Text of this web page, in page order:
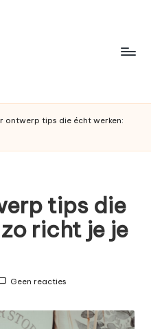
ontwerp tips die écht werken:
tips die
richt je je
Geen reacties